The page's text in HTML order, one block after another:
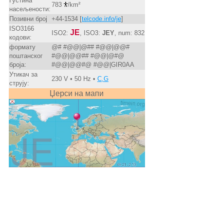
насељености:
783
/km²
Позивни број
+44-1534 [telcode.info/je]
ISO3166
кодови:
ISO2: JE , ISO3: JEY, num: 832
формату
поштанског
броја:
@# #@@|@## #@@|@@#
#@@|@@## #@@|@#@
#@@|@@#@ #@@|GIR0AA
Утикач за
струју:
230 V • 50 Hz • C,G
Џерси на мапи